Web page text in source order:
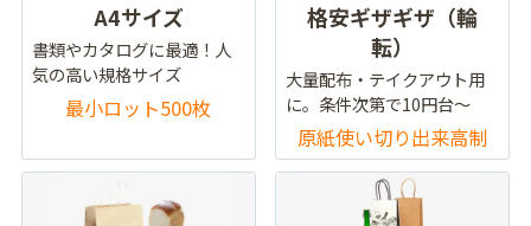
A4サイズ
書類やカタログに最適！人
気の高い規格サイズ
最小ロット500枚
格安ギザギザ（輪
転）
大量配布・テイクアウト用
に。条件次第で10円台～
原紙使い切り出来高制